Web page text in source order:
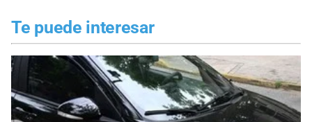
Te puede interesar